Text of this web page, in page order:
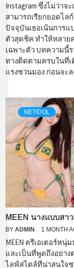
Instagram ซึ่งไม่ว่า
สามารถเรียกยอดไ
ปัจจุบันเธอเน้นการแ
ตัวสุดชิค ทำให้หลาย
เฉพาะตัว บทความนี้
ทางติดตามครบในที่เดี
แรงชวนมอง ก่อนจะ
NETIDOL
MEEN นางแบบสา
BY ADMIN 1 MONTH
MEEN ครีเอเตอร์ห
และเป็นที่พูดถึงอย่าง
ไลฟ์สไตล์ที่น่าสนใจ